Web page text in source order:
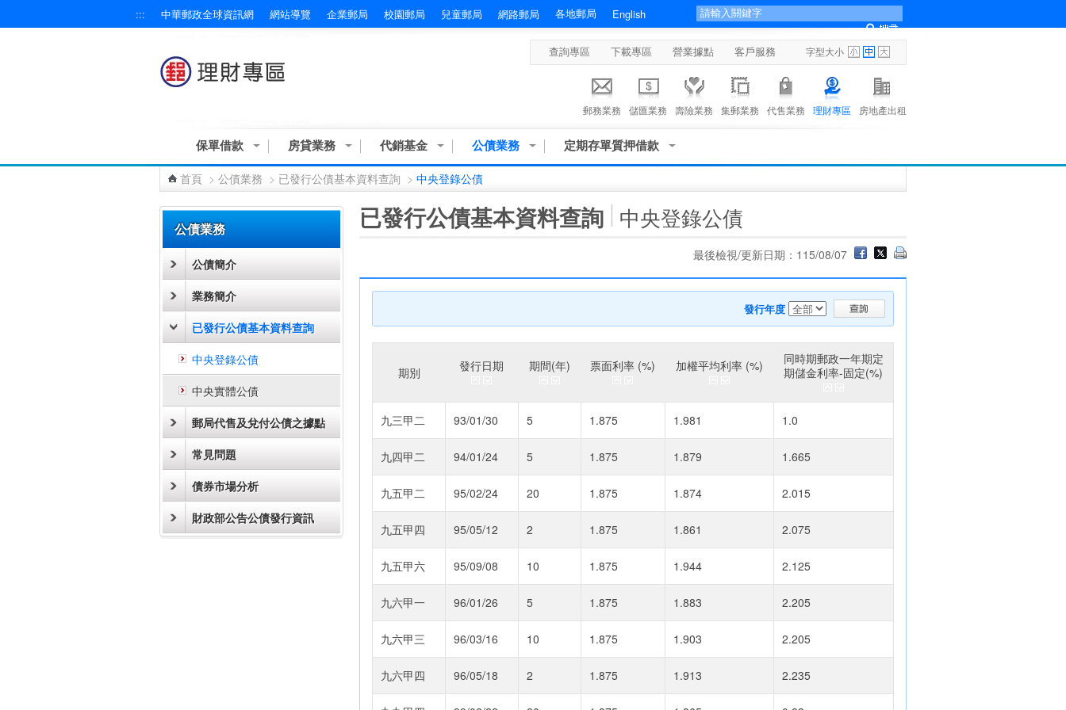
::: 中華郵政全球資訊網 網站導覽 企業郵局 校園郵局 兒童郵局 網路郵局 各地郵局 English
查詢專區 下載專區 營業據點 客戶服務 字型大小
郵務業務 儲匯業務 壽險業務 集郵業務 代售業務 理財專區 房地產出租
保單借款 房貸業務 代銷基金 公債業務 定期存單質押借款
首頁 > 公債業務 > 已發行公債基本資料查詢 > 中央登錄公債
公債業務
公債簡介
業務簡介
已發行公債基本資料查詢
中央登錄公債
中央實體公債
郵局代售及兌付公債之據點
常見問題
債券市場分析
財政部公告公債發行資訊
已發行公債基本資料查詢 中央登錄公債
最後檢視/更新日期：115/08/07
發行年度
期別 發行日期 期間(年) 票面利率 (%) 加權平均利率 (%)
同時期郵政一年期定
期儲金利率-固定(%)
九三甲二 93/01/30 5 1.875 1.981 1.0
九四甲二 94/01/24 5 1.875 1.879 1.665
九五甲二 95/02/24 20 1.875 1.874 2.015
九五甲四 95/05/12 2 1.875 1.861 2.075
九五甲六 95/09/08 10 1.875 1.944 2.125
九六甲一 96/01/26 5 1.875 1.883 2.205
九六甲三 96/03/16 10 1.875 1.903 2.205
九六甲四 96/05/18 2 1.875 1.913 2.235